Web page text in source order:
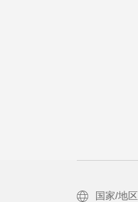
国家/地区